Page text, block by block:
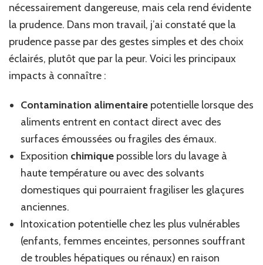
nécessairement dangereuse, mais cela rend évidente
la prudence. Dans mon travail, j’ai constaté que la
prudence passe par des gestes simples et des choix
éclairés, plutôt que par la peur. Voici les principaux
impacts à connaître :
Contamination alimentaire potentielle lorsque des
aliments entrent en contact direct avec des
surfaces émoussées ou fragiles des émaux.
Exposition chimique possible lors du lavage à
haute température ou avec des solvants
domestiques qui pourraient fragiliser les glaçures
anciennes.
Intoxication potentielle chez les plus vulnérables
(enfants, femmes enceintes, personnes souffrant
de troubles hépatiques ou rénaux) en raison